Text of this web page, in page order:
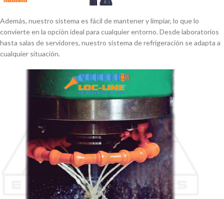
Además, nuestro sistema es fácil de mantener y limpiar, lo que lo
convierte en la opción ideal para cualquier entorno. Desde laboratorios
hasta salas de servidores, nuestro sistema de refrigeración se adapta a
cualquier situación.